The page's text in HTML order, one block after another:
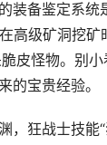
装备鉴定系统
高级矿洞挖
皮怪物。别
的宝贵经验。
，狂战士技能